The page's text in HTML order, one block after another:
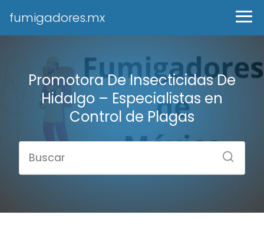
fumigadores.mx
Promotora De Insecticidas De
Hidalgo – Especialistas en
Control de Plagas